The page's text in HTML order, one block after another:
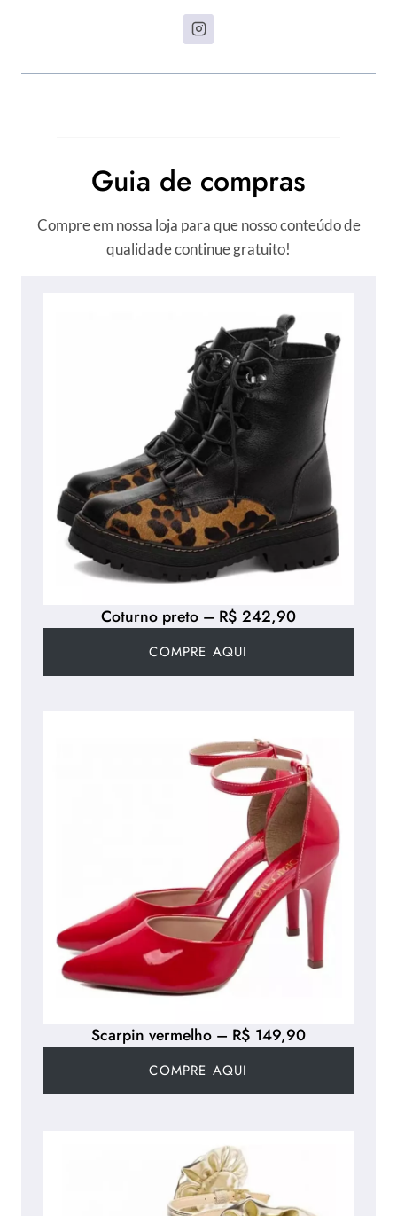
Guia de compras
Compre em nossa loja para que nosso conteúdo de
qualidade continue gratuito!
Coturno preto – R$ 242,90
COMPRE AQUI
Scarpin vermelho – R$ 149,90
COMPRE AQUI